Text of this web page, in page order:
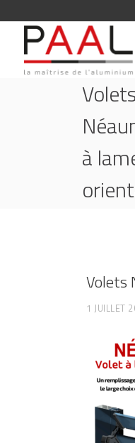
Volets
à
Volets
1 JUILLET